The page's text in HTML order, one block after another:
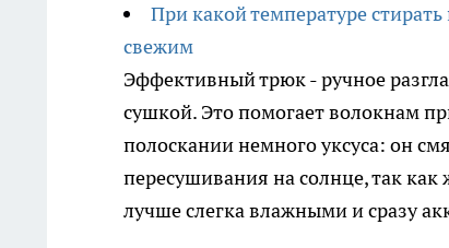
При какой температуре
свежим
Эффективный трюк - ручное
сушкой. Это помогает волокнам
полоскании немного уксуса: он
пересушивания на солнце, так
лучше слегка влажными и сразу